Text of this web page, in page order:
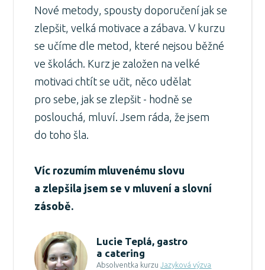
Nové metody, spousty doporučení jak se
zlepšit, velká motivace a zábava. V kurzu
se učíme dle metod, které nejsou běžné
ve školách. Kurz je založen na velké
motivaci chtít se učit, něco udělat
pro sebe, jak se zlepšit - hodně se
poslouchá, mluví. Jsem ráda, že jsem
do toho šla.
Víc rozumím mluvenému slovu
a zlepšila jsem se v mluvení a slovní
zásobě.
Lucie Teplá, gastro
a catering
Absolventka kurzuJazyková výzva